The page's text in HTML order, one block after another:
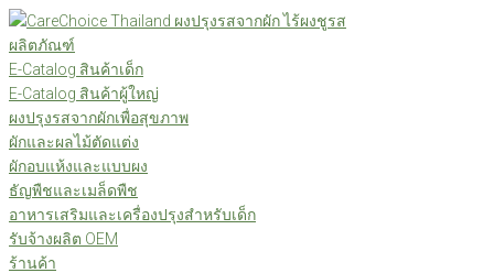
Skip
to
content
ผลิตภัณฑ์
E-Catalog สินค้าเด็ก
E-Catalog สินค้าผู้ใหญ่
ผงปรุงรสจากผักเพื่อสุขภาพ
ผักและผลไม้ตัดแต่ง
ผักอบแห้งและแบบผง
ธัญพืชและเมล็ดพืช
อาหารเสริมและเครื่องปรุงสำหรับเด็ก
รับจ้างผลิต OEM
ร้านค้า